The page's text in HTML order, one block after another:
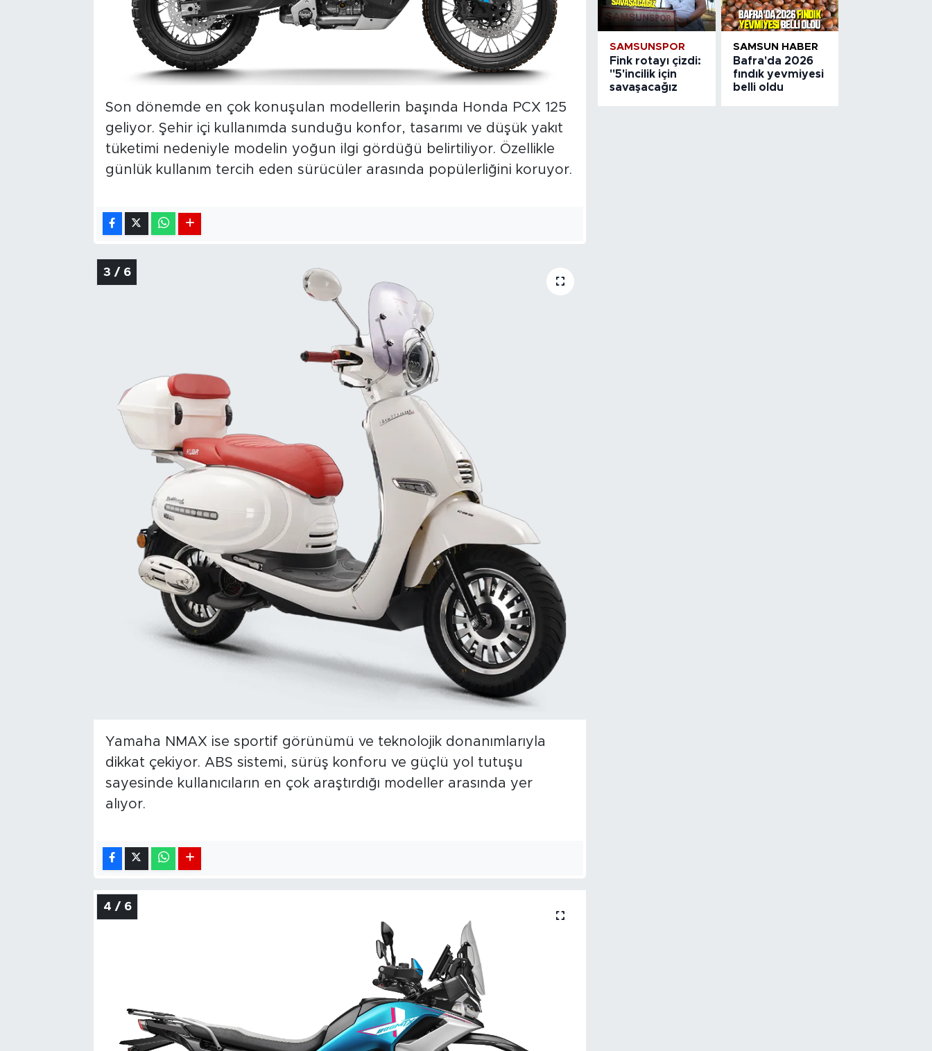
Son dönemde en çok konuşulan modellerin başında Honda PCX 125
geliyor. Şehir içi kullanımda sunduğu konfor, tasarımı ve düşük yakıt
tüketimi nedeniyle modelin yoğun ilgi gördüğü belirtiliyor. Özellikle
günlük kullanım tercih eden sürücüler arasında popülerliğini koruyor.
3 / 6
Yamaha NMAX ise sportif görünümü ve teknolojik donanımlarıyla
dikkat çekiyor. ABS sistemi, sürüş konforu ve güçlü yol tutuşu
sayesinde kullanıcıların en çok araştırdığı modeller arasında yer
alıyor.
4 / 6
SAMSUNSPOR
Fink rotayı çizdi:
"5'incilik için
savaşacağız
SAMSUN HABER
Bafra'da 2026
fındık yevmiyesi
belli oldu